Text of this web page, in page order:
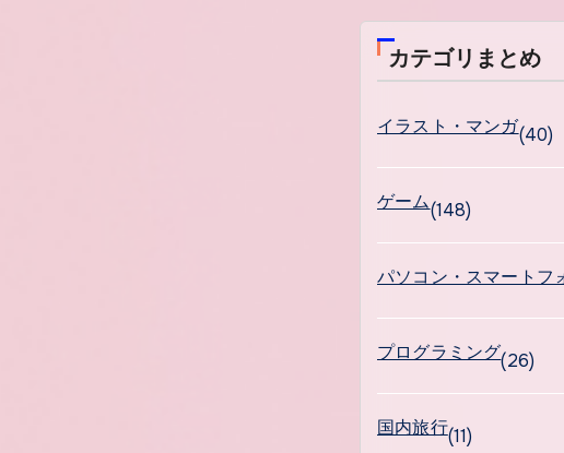
カテゴリまとめ
イラスト・マンガ(40)
ゲーム(148)
パソコン・スマートフ
プログラミング(26)
国内旅行(11)